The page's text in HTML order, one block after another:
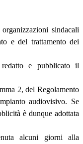
sindacali
e del trattamento dei
e pubblicato il
2, del Regolamento
audiovisivo. Se
è dunque adottata
alcuni giorni alla